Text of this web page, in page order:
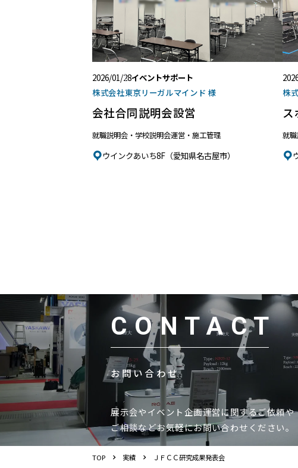
2026/01/28イベントサポート
株式会社東京リーガルマインド 様
会社合同説明会設営
就職説明会・学校説明会運営・施工管理
ウインクあいち8F（愛知県名古屋市）
株
ス
就
CONTACT
お問い合わせ
展示会やイベント企画運営に関するご依頼や
ご相談などお気軽にお問い合わせください。
TOP 実績 ＪＦＣＣ研究成果発表会